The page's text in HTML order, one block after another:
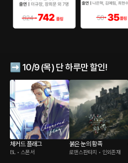
➡️ 10/9 (목) 단 하루만 할인!
체커드 플래그
BL • 스폰서
붉은 눈의 황족
로맨스판타지 • 인외존재